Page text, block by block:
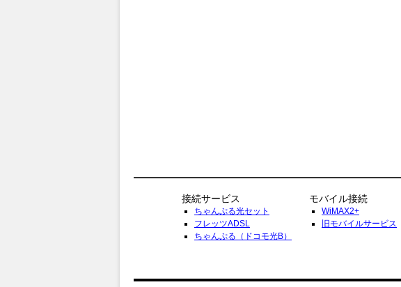
接続サービス
ちゃんぷる光セット
フレッツADSL
ちゃんぷる（ドコモ光B）
モバイル接続
WiMAX2+
旧モバイルサービス